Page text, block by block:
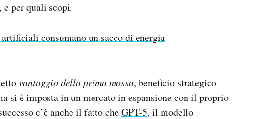
e per quali scopi.
consumano un sacco di energia
vantaggio della prima mossa, beneficio strategico
si è imposta in un mercato in espansione con il proprio
c’è anche il fatto cheGPT-5, il modello